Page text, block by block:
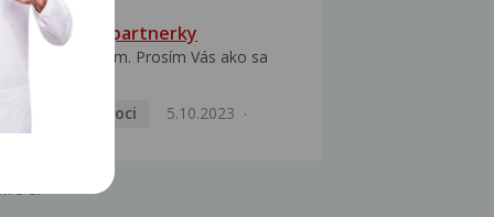
HPV typ 52 u partnerky
Dobrý deň prajem. Prosím Vás ako sa
Pohlavní nemoci
5.10.2023